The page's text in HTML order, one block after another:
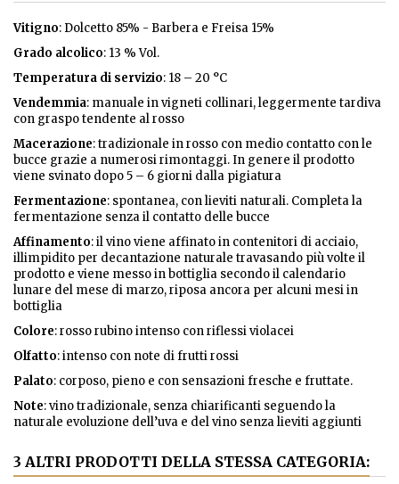
Vitigno: Dolcetto 85% - Barbera e Freisa 15%
Grado alcolico: 13 % Vol.
Temperatura di servizio: 18 – 20 °C
Vendemmia: manuale in vigneti collinari, leggermente tardiva
con graspo tendente al rosso
Macerazione: tradizionale in rosso con medio contatto con le
bucce grazie a numerosi rimontaggi. In genere il prodotto
viene svinato dopo 5 – 6 giorni dalla pigiatura
Fermentazione: spontanea, con lieviti naturali. Completa la
fermentazione senza il contatto delle bucce
Affinamento: il vino viene affinato in contenitori di acciaio,
illimpidito per decantazione naturale travasando più volte il
prodotto e viene messo in bottiglia secondo il calendario
lunare del mese di marzo, riposa ancora per alcuni mesi in
bottiglia
Colore: rosso rubino intenso con riflessi violacei
Olfatto: intenso con note di frutti rossi
Palato: corposo, pieno e con sensazioni fresche e fruttate.
Note: vino tradizionale, senza chiarificanti seguendo la
naturale evoluzione dell’uva e del vino senza lieviti aggiunti
3 ALTRI PRODOTTI DELLA STESSA CATEGORIA: